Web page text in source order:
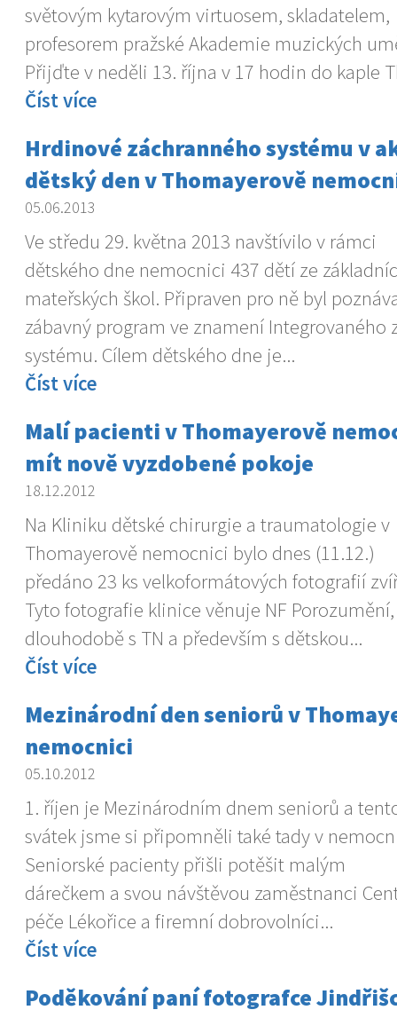
světovým kytarovým virtuosem, skladatelem,
profesorem pražské Akademie muzických
Přijďte v neděli 13. října v 17 hodin do kaple
Číst více
Hrdinové záchranného systému v
dětský den v Thomayerově
05.06.2013
Ve středu 29. května 2013 navštívilo v rámci
dětského dne nemocnici 437 dětí ze
mateřských škol. Připraven pro ně byl
zábavný program ve znamení Integrovaného
systému. Cílem dětského dne je...
Číst více
Malí pacienti v Thomayerově
mít nově vyzdobené pokoje
18.12.2012
Na Kliniku dětské chirurgie a traumatologie v
Thomayerově nemocnici bylo dnes (11.12.)
předáno 23 ks velkoformátových fotografií
Tyto fotografie klinice věnuje NF
dlouhodobě s TN a především s dětskou...
Číst více
Mezinárodní den seniorů v
nemocnici
05.10.2012
1. říjen je Mezinárodním dnem seniorů a
svátek jsme si připomněli také tady v
Seniorské pacienty přišli potěšit malým
dárečkem a svou návštěvou zaměstnanci
péče Lékořice a firemní dobrovolníci...
Číst více
Poděkování paní fotografce